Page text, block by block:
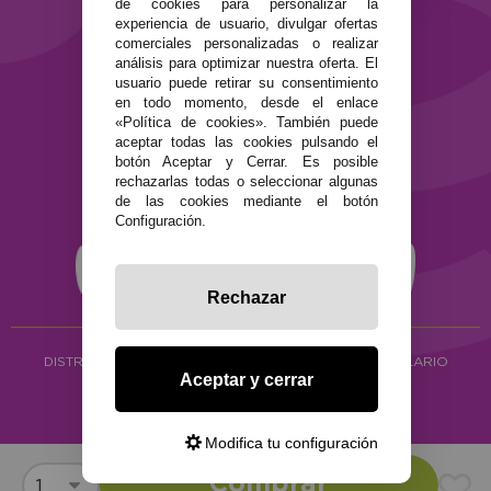
Comprar
Términos y condiciones de uso
Política de privacidad
Política de cookies
DISTRIBUCIÓN ALIMENTACIÓN ECOLÓGICA Y HERBOLARIO
Copyright © 2026 ·www.ecocash.es
·Ecocash Productos Orgánicos S.C
de cookies para personalizar la
experiencia de usuario, divulgar ofertas
comerciales personalizadas o realizar
análisis para optimizar nuestra oferta. El
usuario puede retirar su consentimiento
en todo momento, desde el enlace
«Política de cookies». También puede
aceptar todas las cookies pulsando el
botón Aceptar y Cerrar. Es posible
rechazarlas todas o seleccionar algunas
de las cookies mediante el botón
Configuración.
Rechazar
Aceptar y cerrar
Modifica tu configuración